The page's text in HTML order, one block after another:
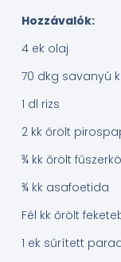
Hozzávalók:
4 ek olaj
70 dkg savanyú
1 dl rizs
2 kk őrölt
¾ kk őrölt
¾ kk asafoetida
Fél kk őrölt
1 ek sűrített